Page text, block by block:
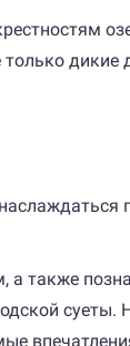
дикие
а также
суеты.